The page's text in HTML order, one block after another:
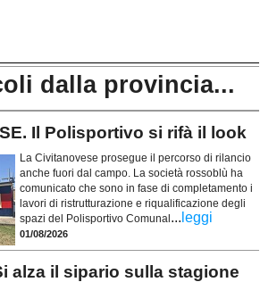
dalla provincia...
Il Polisportivo si rifà il look
La Civitanovese prosegue il percorso di rilancio
anche fuori dal campo. La società rossoblù ha
comunicato che sono in fase di completamento i
lavori di ristrutturazione e riqualificazione degli
spazi del Polisportivo Comunal ... leggi
01/08/2026
alza il sipario sulla stagione